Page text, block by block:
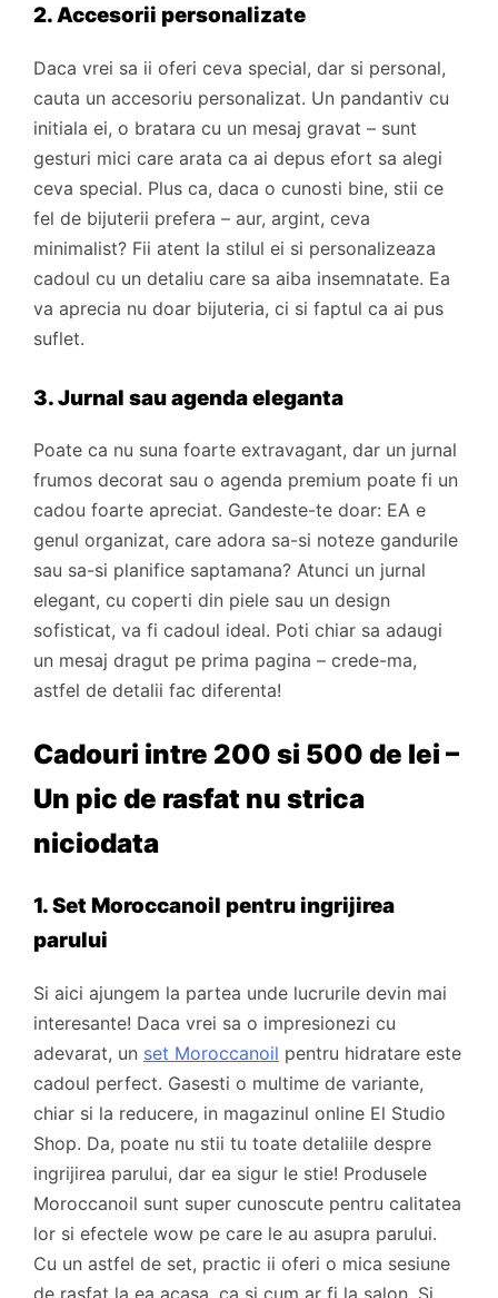
2. Accesorii personalizate
Daca vrei sa ii oferi ceva special, dar si personal,
cauta un accesoriu personalizat. Un pandantiv cu
initiala ei, o bratara cu un mesaj gravat – sunt
gesturi mici care arata ca ai depus efort sa alegi
ceva special. Plus ca, daca o cunosti bine, stii ce
fel de bijuterii prefera – aur, argint, ceva
minimalist? Fii atent la stilul ei si personalizeaza
cadoul cu un detaliu care sa aiba insemnatate. Ea
va aprecia nu doar bijuteria, ci si faptul ca ai pus
suflet.
3. Jurnal sau agenda eleganta
Poate ca nu suna foarte extravagant, dar un jurnal
frumos decorat sau o agenda premium poate fi un
cadou foarte apreciat. Gandeste-te doar: EA e
genul organizat, care adora sa-si noteze gandurile
sau sa-si planifice saptamana? Atunci un jurnal
elegant, cu coperti din piele sau un design
sofisticat, va fi cadoul ideal. Poti chiar sa adaugi
un mesaj dragut pe prima pagina – crede-ma,
astfel de detalii fac diferenta!
Cadouri intre 200 si 500 de lei –
Un pic de rasfat nu strica
niciodata
1. Set Moroccanoil pentru ingrijirea
parului
Si aici ajungem la partea unde lucrurile devin mai
interesante! Daca vrei sa o impresionezi cu
adevarat, un set Moroccanoil pentru hidratare este
cadoul perfect. Gasesti o multime de variante,
chiar si la reducere, in magazinul online El Studio
Shop. Da, poate nu stii tu toate detaliile despre
ingrijirea parului, dar ea sigur le stie! Produsele
Moroccanoil sunt super cunoscute pentru calitatea
lor si efectele wow pe care le au asupra parului.
Cu un astfel de set, practic ii oferi o mica sesiune
de rasfat la ea acasa, ca si cum ar fi la salon. Si,